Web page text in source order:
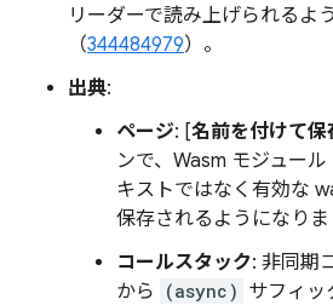
リーダーで読み上げられるよ
（344484979）。
出典:
ページ: [名前を付けて保
ンで、Wasm モジュー
キストではなく有効な
保存されるようになり
コールスタック: 非同期
から
(async) サフィッ